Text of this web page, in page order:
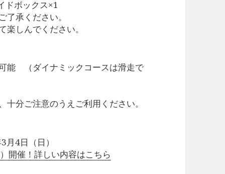
ボックス×1
承ください。
しんでください。
（ダイナミックコースは滑走で
分ご注意のうえご利用ください。
4日（日）
開催！詳しい内容はこちら